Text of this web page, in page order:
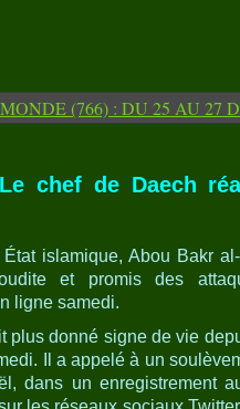
chef de Daech
islamique, Abou Bakr
et promis des
ligne samedi.
plus donné signe de vie
Il a appelé à un
dans un enregistrement